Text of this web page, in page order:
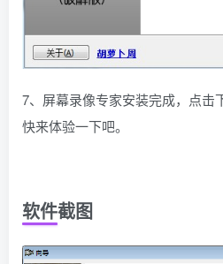
7、屏幕录像专家安装完成，点击
快来体验一下吧。
软件截图